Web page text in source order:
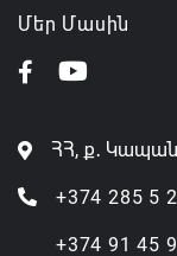
Մեր Մասին
ՀՀ, ք․
+374 285 5
+374 91 45